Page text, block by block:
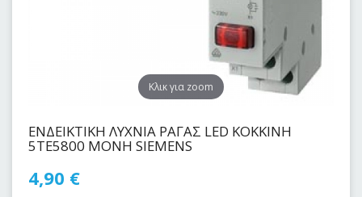
Kλικ για zoom
ΕΝΔΕΙΚΤΙΚΗ ΛΥΧΝΙΑ ΡΑΓΑΣ LED KOKKINH
5TE5800 MONH SIEMENS
4,90 €